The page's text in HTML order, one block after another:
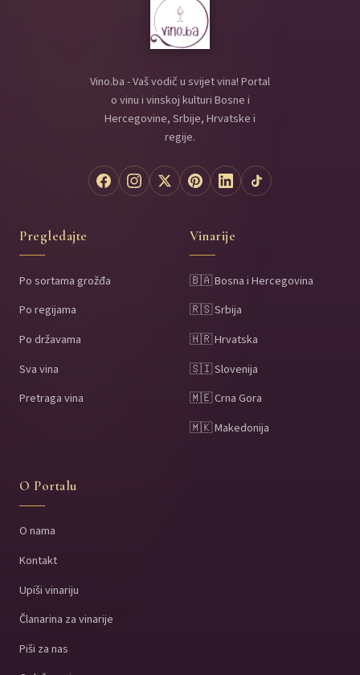
Vino.ba - Vaš vodič u svijet vina! Portal
o vinu i vinskoj kulturi Bosne i
Hercegovine, Srbije, Hrvatske i
regije.
Pregledajte
Po sortama grožđa
Po regijama
Po državama
Sva vina
Pretraga vina
Vinarije
🇧🇦 Bosna i Hercegovina
🇷🇸 Srbija
🇭🇷 Hrvatska
🇸🇮 Slovenija
🇲🇪 Crna Gora
🇲🇰 Makedonija
O Portalu
O nama
Kontakt
Upiši vinariju
Članarina za vinarije
Piši za nas